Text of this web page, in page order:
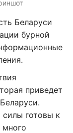
Беларуси
бурной
приведет
силы готовы к